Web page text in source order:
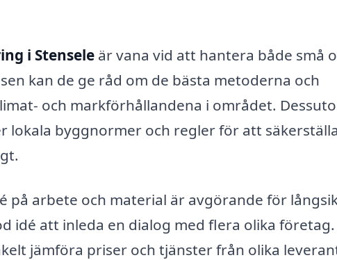
i Stensele är vana vid att hantera både små
kan de ge råd om de bästa metoderna och
och markförhållandena i området.
lokala byggnormer och regler för att
på arbete och material är avgörande för
idé att inleda en dialog med flera olika företag.
jämföra priser och tjänster från olika